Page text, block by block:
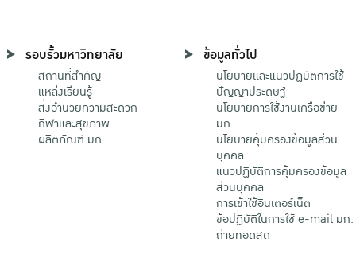
รอบรั้วมหาวิทยาลัย
สถานที่สำคัญ
แหล่งเรียนรู้
สิ่งอำนวยความสะดวก
กีฬาและสุขภาพ
ผลิตภัณฑ์ มก.
ข้อมูลทั่วไป
นโยบายและแนวปฏิบัติการใช้
ปัญญาประดิษฐ์
นโยบายการใช้งานเครือข่าย
มก.
นโยบายคุ้มครองข้อมูลส่วน
บุคคล
แนวปฏิบัติการคุ้มครองข้อมูล
ส่วนบุคคล
การเข้าใช้อินเตอร์เน็ต
ข้อปฏิบัติในการใช้ e-mail มก.
ถ่ายทอดสด